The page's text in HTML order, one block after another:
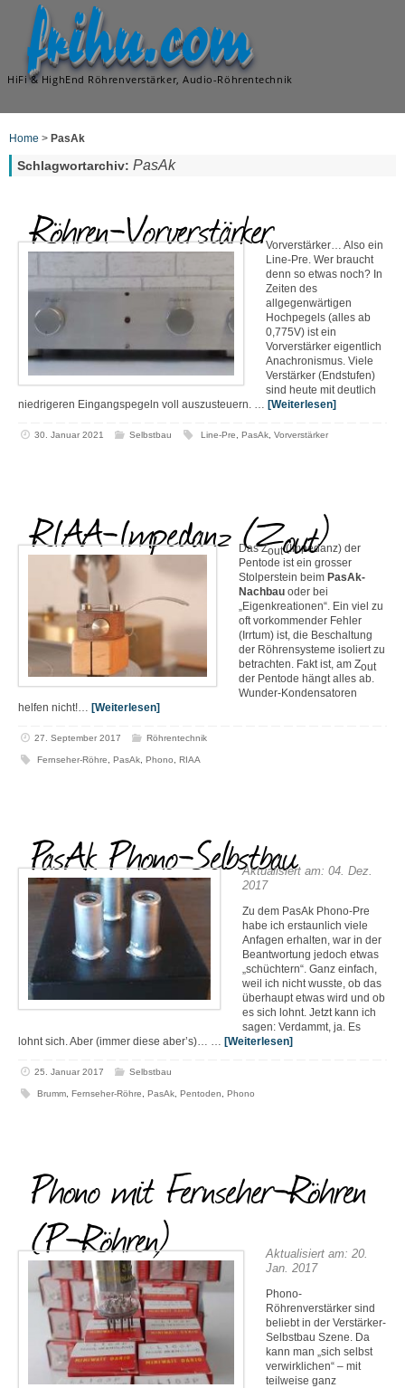
frihu.com
HiFi & HighEnd Röhrenverstärker, Audio-Röhrentechnik
Home > PasAk
Schlagwortarchiv: PasAk
Röhren-VorverstärkerVorverstärker… Also ein
Line-Pre. Wer braucht
denn so etwas noch? In
Zeiten des
allgegenwärtigen
Hochpegels (alles ab
0,775V) ist ein
Vorverstärker eigentlich
Anachronismus. Viele
Verstärker (Endstufen)
sind heute mit deutlich
niedrigeren Eingangspegeln voll auszusteuern. … [Weiterlesen]
30. Januar 2021 Selbstbau Line-Pre PasAk, Vorverstärker
RIAA-Impedanz (Zout)
Das Zout(Impedanz) der
Pentode ist ein grosser
Stolperstein beim PasAk-
Nachbau oder bei
„Eigenkreationen“. Ein viel zu
oft vorkommender Fehler
(Irrtum) ist, die Beschaltung
der Röhrensysteme isoliert zu
betrachten. Fakt ist, am Zout
der Pentode hängt alles ab.
Wunder-Kondensatoren
helfen nicht!… [Weiterlesen]
27. September 2017 Röhrentechnik
Fernseher-Röhre ,PasAk ,Phono ,RIAA
PasAk Phono-SelbstbauAktualisiert am: 04. Dez.
2017
Zu dem PasAk Phono-Pre
habe ich erstaunlich viele
Anfagen erhalten, war in der
Beantwortung jedoch etwas
„schüchtern“. Ganz einfach,
weil ich nicht wusste, ob das
überhaupt etwas wird und ob
es sich lohnt. Jetzt kann ich
sagen: Verdammt, ja. Es
lohnt sich. Aber (immer diese aber’s)… … [Weiterlesen]
25. Januar 2017 Selbstbau
Brumm ,Fernseher-Röhre ,PasAk ,Pentoden ,Phono
Phono mit Fernseher-Röhren
(P-Röhren)
Aktualisiert am: 20.
Jan. 2017
Phono-
Röhrenverstärker sind
beliebt in der Verstärker-
Selbstbau Szene. Da
kann man „sich selbst
verwirklichen“ – mit
teilweise ganz